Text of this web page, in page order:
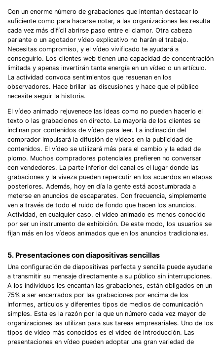
Con un enorme número de grabaciones que intentan destacar lo
suficiente como para hacerse notar, a las organizaciones les resulta
cada vez más difícil abrirse paso entre el clamor. Otra cabeza
parlante o un agotador vídeo explicativo no harán el trabajo.
Necesitas compromiso, y el vídeo vivificado te ayudará a
conseguirlo. Los clientes web tienen una capacidad de concentración
limitada y apenas invertirán tanta energía en un vídeo o un artículo.
La actividad convoca sentimientos que resuenan en los
observadores. Hace brillar las discusiones y hace que el público
necesite seguir la historia.
El vídeo animado rejuvenece las ideas como no pueden hacerlo el
texto o las grabaciones en directo. La mayoría de los clientes se
inclinan por contenidos de vídeo para leer. La inclinación del
comprador impulsará la difusión de vídeos en la publicidad de
contenidos. El vídeo se utilizará más para el cambio y la edad de
plomo. Muchos compradores potenciales prefieren no conversar
con vendedores. La parte inferior del canal es el lugar donde las
grabaciones y la viveza pueden repercutir en los acuerdos en etapas
posteriores. Además, hoy en día la gente está acostumbrada a
meterse en anuncios de escaparates. Con frecuencia, simplemente
ven a través de todo el ruido de fondo que hacen los anuncios.
Actividad, en cualquier caso, el vídeo animado es menos conocido
por ser un instrumento de exhibición. De este modo, los usuarios se
fijan más en los vídeos animados que en los anuncios tradicionales.
5. Presentaciones con diapositivas sencillas
Una configuración de diapositivas perfecta y sencilla puede ayudarle
a transmitir su mensaje directamente a su público sin interrupciones.
A los individuos les encantan las grabaciones, están obligados en un
75% a ser encerrados por las grabaciones por encima de los
informes, artículos y diferentes tipos de medios de comunicación
simples. Esta es la razón por la que un número cada vez mayor de
organizaciones las utilizan para sus tareas empresariales. Uno de los
tipos de vídeo más conocidos es el vídeo de introducción. Las
presentaciones en vídeo pueden adoptar una gran variedad de